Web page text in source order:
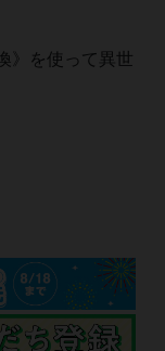
》を使って異世